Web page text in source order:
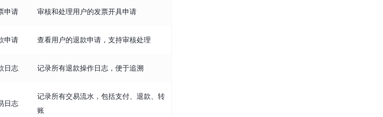
申请 审核和处理用户的发票开具申请
申请 查看用户的退款申请，支持审核处理
日志 记录所有退款操作日志，便于追溯
日志
记录所有交易流水，包括支付、退款、转
账